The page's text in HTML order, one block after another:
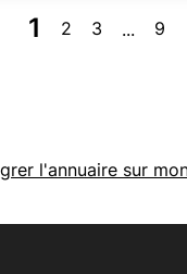
2 et 9 mai 2026 et du
1 2 3 ... 9
l'annuaire sur